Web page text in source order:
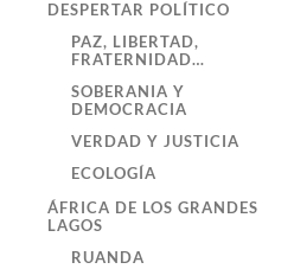
DESPERTAR POLÍTICO
PAZ, LIBERTAD,
FRATERNIDAD…
SOBERANIA Y
DEMOCRACIA
VERDAD Y JUSTICIA
ECOLOGÍA
ÁFRICA DE LOS GRANDES
LAGOS
RUANDA